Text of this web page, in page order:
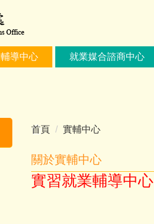
導中心 就業媒合諮商中心
首頁 實輔中心
關於實輔中心
實習就業輔導中心